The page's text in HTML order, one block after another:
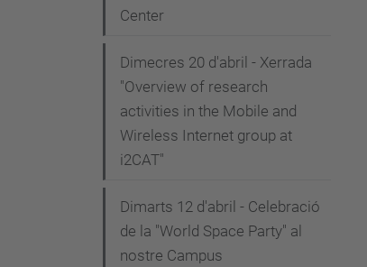
Center
Dimecres 20 d'abril - Xerrada
"Overview of research
activities in the Mobile and
Wireless Internet group at
i2CAT"
Dimarts 12 d'abril - Celebració
de la "World Space Party" al
nostre Campus